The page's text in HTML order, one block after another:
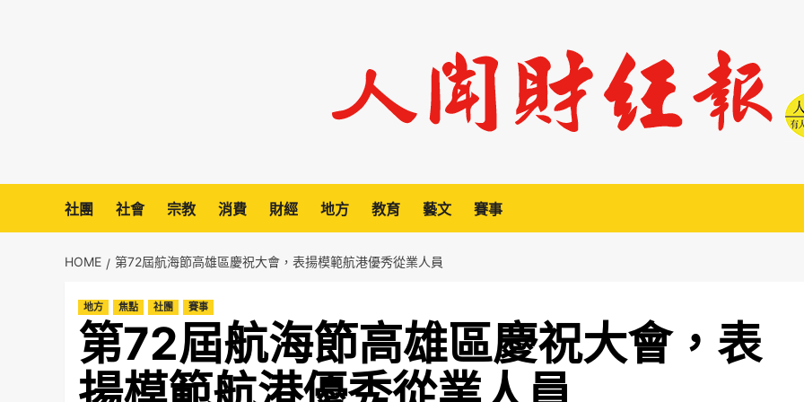
社團 社會 宗教 消費 財經 地方 教育 藝文 賽事
HOME 第72屆航海節高雄區慶祝大會，表揚模範航港優秀從業人員
地方 焦點 社團 賽事
第72屆航海節高雄區慶祝大會，表